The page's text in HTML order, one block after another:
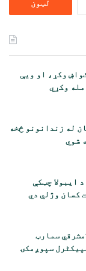
وکړ، او ویې
وکړي
له زندانونو څخه
شوي
ایبولا چټکې
سمارټ
سپوږمکۍ